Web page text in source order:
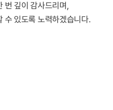
번 깊이 감사드리며,
수 있도록 노력하겠습니다.